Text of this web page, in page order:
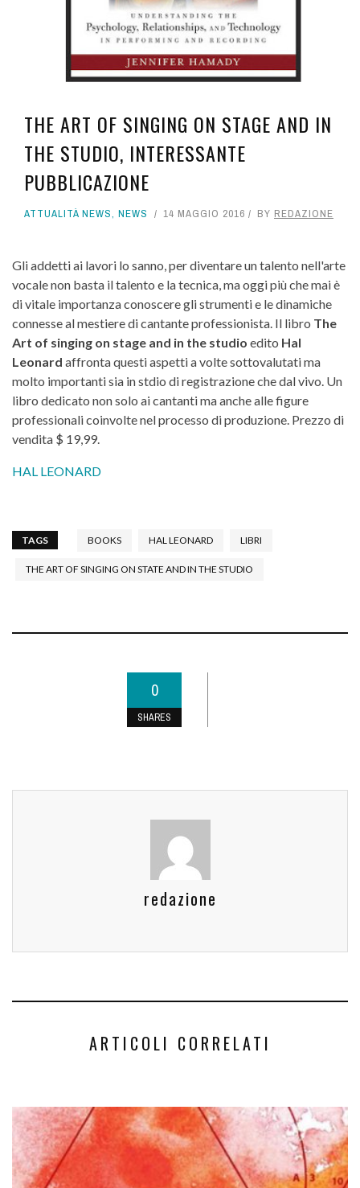
THE ART OF SINGING ON STAGE AND IN
THE STUDIO, INTERESSANTE
PUBBLICAZIONE
ATTUALITÀ NEWS, NEWS 14 MAGGIO 2016 BY REDAZIONE
Gli addetti ai lavori lo sanno, per diventare un talento nell'arte
vocale non basta il talento e la tecnica, ma oggi più che mai è
di vitale importanza conoscere gli strumenti e le dinamiche
connesse al mestiere di cantante professionista. Il libro The
Art of singing on stage and in the studio edito Hal
Leonard affronta questi aspetti a volte sottovalutati ma
molto importanti sia in stdio di registrazione che dal vivo. Un
libro dedicato non solo ai cantanti ma anche alle figure
professionali coinvolte nel processo di produzione. Prezzo di
vendita $ 19,99.
HAL LEONARD
TAGS BOOKS HAL LEONARD LIBRI
THE ART OF SINGING ON STATE AND IN THE STUDIO
0
SHARES
redazione
ARTICOLI CORRELATI